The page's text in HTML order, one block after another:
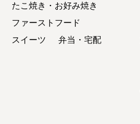
たこ焼き・お好み焼き
ファーストフード
スイーツ
弁当・宅配